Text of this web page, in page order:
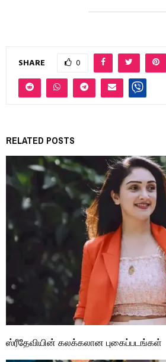
SHARE 0
RELATED POSTS
ஸ்ரீதேவியின் கலக்கலான புகைப்படங்கள்